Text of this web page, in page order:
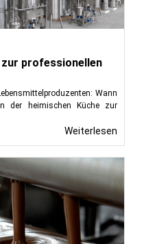
zur professionellen
Wann
der heimischen Küche zur
Weiterlesen